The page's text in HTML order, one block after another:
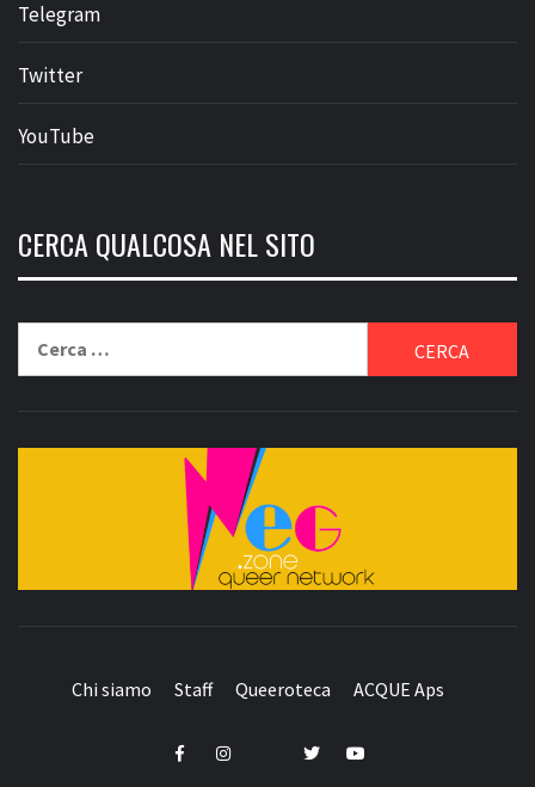
Telegram
Twitter
YouTube
CERCA QUALCOSA NEL SITO
Chi siamo Staff Queeroteca ACQUE Aps
FacebookInstagram TwitterYouTube